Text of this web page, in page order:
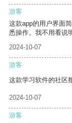
游客
这款app的用户界面
悉操作。我不用看说
2024-10-07
游客
这款学习软件的社区
2024-10-07
游客